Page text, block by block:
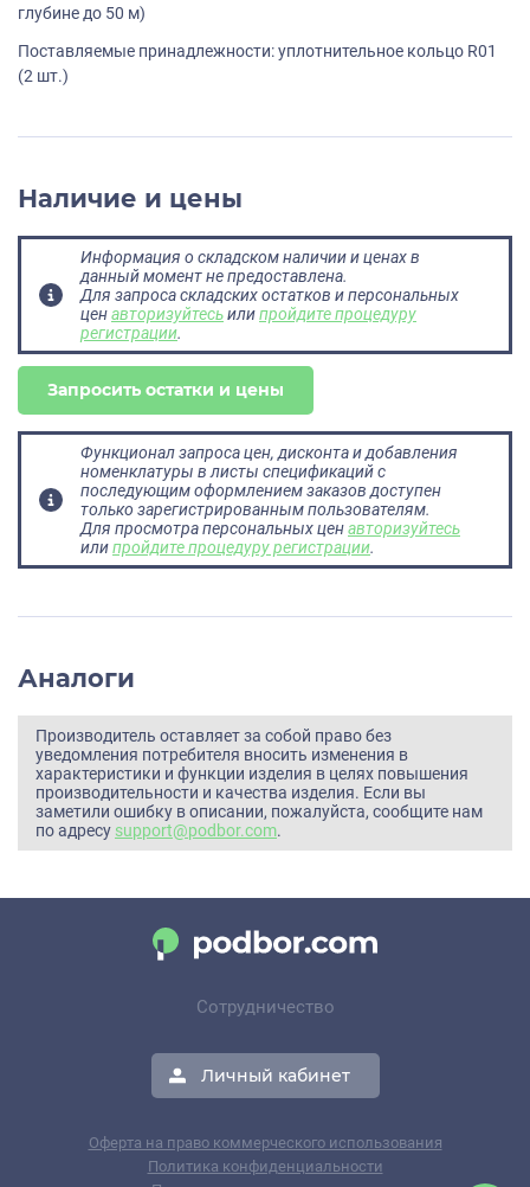
глубине до 50 м)
Поставляемые принадлежности: уплотнительное кольцо R01
(2 шт.)
Наличие и цены
Информация о складском наличии и ценах в
данный момент не предоставлена.
Для запроса складских остатков и персональных
ценавторизуйтесьилипройдите процедуру
регистрации.
Запросить остатки и цены
Функционал запроса цен, дисконта и добавления
номенклатуры в листы спецификаций с
последующим оформлением заказов доступен
только зарегистрированным пользователям.
Для просмотра персональных ценавторизуйтесь
илипройдите процедуру регистрации.
Аналоги
Производитель оставляет за собой право без
уведомления потребителя вносить изменения в
характеристики и функции изделия в целях повышения
производительности и качества изделия. Если вы
заметили ошибку в описании, пожалуйста, сообщите нам
по адресу support@podbor.com.
Сотрудничество
Личный кабинет
Оферта на право коммерческого использования
Политика конфиденциальности